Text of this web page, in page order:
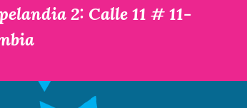
2: Calle 11 # 11-